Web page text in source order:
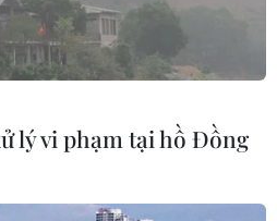
#Môi trường đầu tư
#Vốn FDI
lý vi phạm tại hồ Đồng